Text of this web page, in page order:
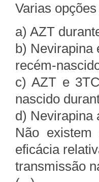
Varias
a) AZT
b) Nevirapina
recém-
c) AZT e
nascido
d) Nevirapina
Não existem
eficácia
transmissão